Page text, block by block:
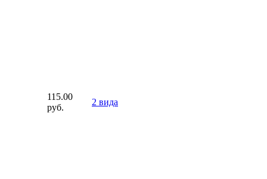
115.00
руб.
2 вида